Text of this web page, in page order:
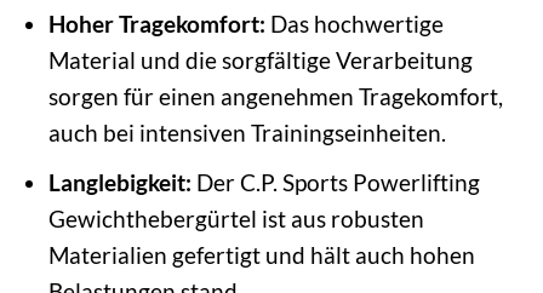
Hoher Tragekomfort: Das hochwertige
Material und die sorgfältige Verarbeitung
sorgen für einen angenehmen Tragekomfort,
auch bei intensiven Trainingseinheiten.
Langlebigkeit: Der C.P. Sports Powerlifting
Gewichthebergürtel ist aus robusten
Materialien gefertigt und hält auch hohen